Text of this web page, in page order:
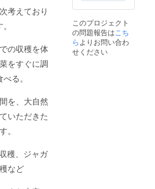
考えており
の収穫を体
をすぐに調
る。
を、大自然
いただきた
。
穫、ジャガ
など
このプロジェクト
の問題報告はこち
らよりお問い合わ
せください